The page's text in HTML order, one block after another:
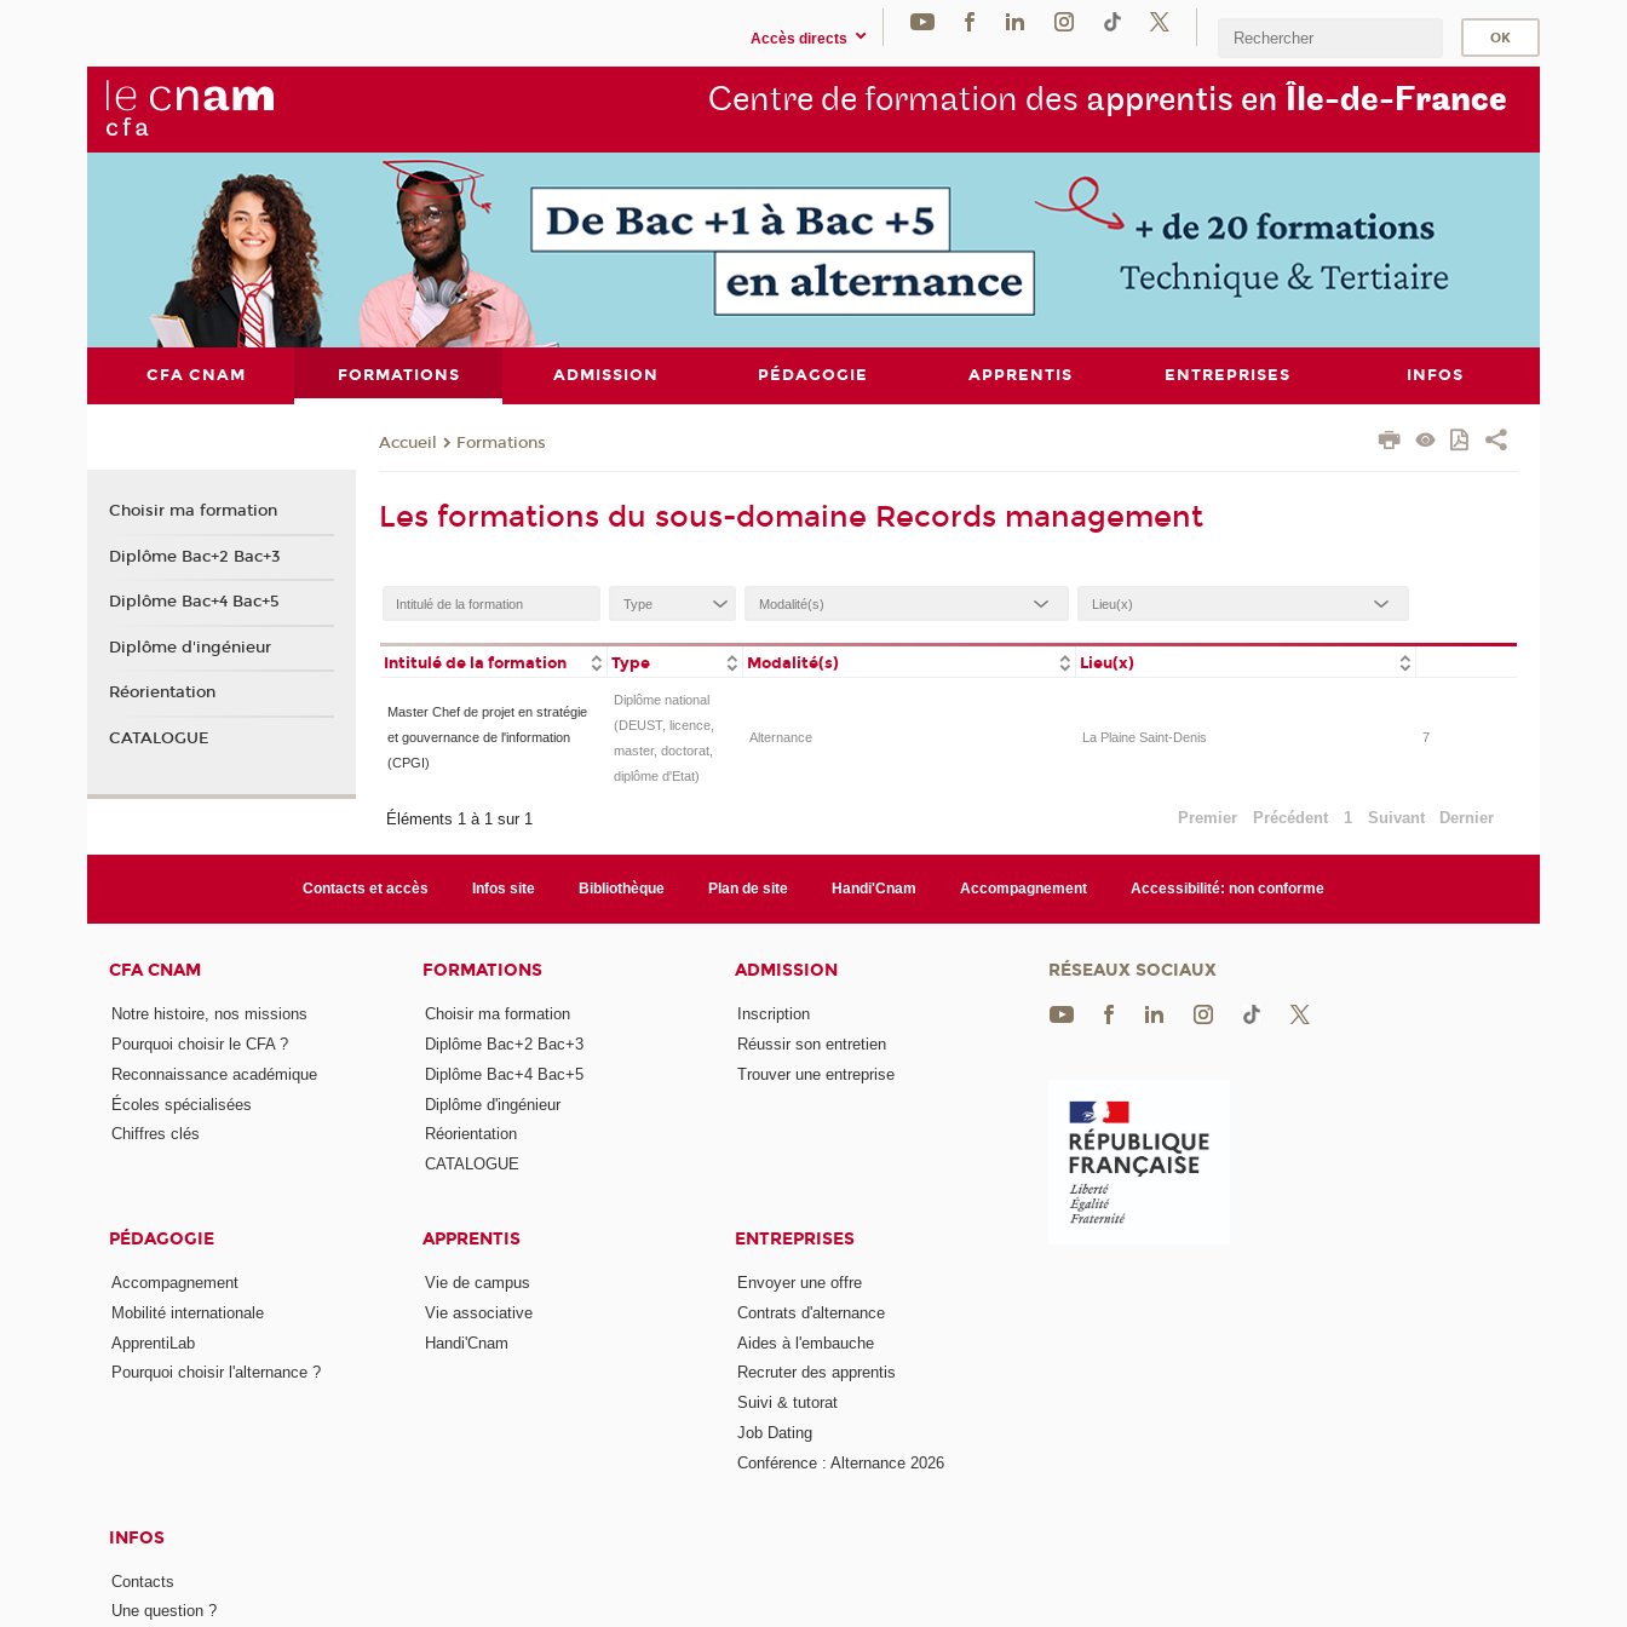
Accès directs
Centre de formation des apprentis en Île-de-France
CFA CNAM FORMATIONS ADMISSION PÉDAGOGIE APPRENTIS ENTREPRISES INFOS
Accueil Formations
Les formations du sous-domaine Records management
Intitulé de la formation Type Modalité(s) Lieu(x)
Master Chef de projet en stratégie
et gouvernance de l'information
(CPGI)
Diplôme national
(DEUST, licence,
master, doctorat,
diplôme d'Etat)
Alternance La Plaine Saint-Denis 7
Éléments 1 à 1 sur 1 Premier Précédent 1 Suivant Dernier
Choisir ma formation
Diplôme Bac+2 Bac+3
Diplôme Bac+4 Bac+5
Diplôme d'ingénieur
Réorientation
CATALOGUE
Contacts et accès Infos site Bibliothèque Plan de site Handi'Cnam Accompagnement Accessibilité: non conforme
CFA CNAM
Notre histoire, nos missions
Pourquoi choisir le CFA ?
Reconnaissance académique
Écoles spécialisées
Chiffres clés
FORMATIONS
Choisir ma formation
Diplôme Bac+2 Bac+3
Diplôme Bac+4 Bac+5
Diplôme d'ingénieur
Réorientation
CATALOGUE
ADMISSION
Inscription
Réussir son entretien
Trouver une entreprise
PÉDAGOGIE
Accompagnement
Mobilité internationale
ApprentiLab
Pourquoi choisir l'alternance ?
APPRENTIS
Vie de campus
Vie associative
Handi'Cnam
ENTREPRISES
Envoyer une offre
Contrats d'alternance
Aides à l'embauche
Recruter des apprentis
Suivi & tutorat
Job Dating
Conférence : Alternance 2026
INFOS
Contacts
Une question ?
RÉSEAUX SOCIAUX